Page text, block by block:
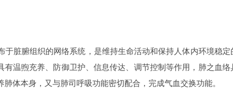
脏腑组织的网络系统，是维持生命活动和保持人体内环境稳定
有温煦充养、防御卫护、信息传达、调节控制等作用，肺之血络
体本身，又与肺司呼吸功能密切配合，完成气血交换功能。